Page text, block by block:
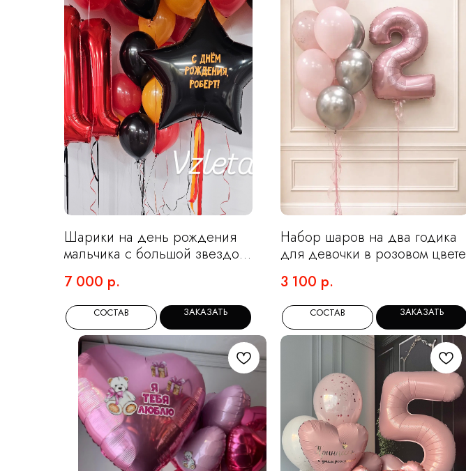
Шарики на день рождения
мальчика с большой звездой
и цифрами
7 000 р.
СОСТАВ ЗАКАЗАТЬ
Набор шаров на два годика
для девочки в розовом цвете
3 100 р.
СОСТАВ ЗАКАЗАТЬ